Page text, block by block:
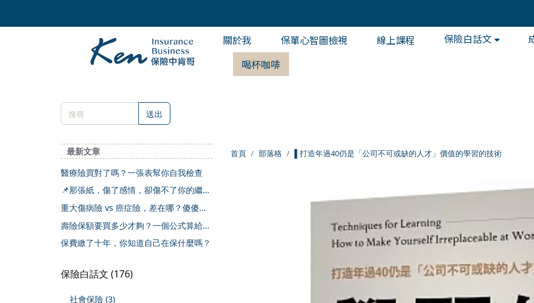
關於我
保單心智圖檢視 線上課程 保險白話文
喝杯咖啡
送出
最新文章
醫療險買對了嗎？一張表幫你自我檢查
📌那張紙，傷了感情，卻傷不了你的繼承
權
重大傷病險 vs 癌症險，差在哪？傻傻分
不清楚
壽險保額要買多少才夠？一個公式算給你
看
保費繳了十年，你知道自己在保什麼嗎？
保險白話文 (176)
社會保險 (3)
首頁 部落格 ▌打造年過40仍是「公司不可或缺的人才」價值的學習的技術